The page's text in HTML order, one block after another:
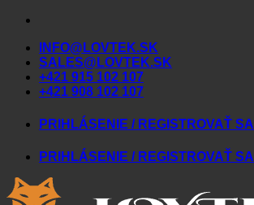
Skip
contentINFO@LOVTEK.SK
SALES@LOVTEK.SK
+421 915 102 107
+421 908 102 107
PRIHLÁSENIE / REGISTROVAŤ SA
PRIHLÁSENIE / REGISTROVAŤ SA